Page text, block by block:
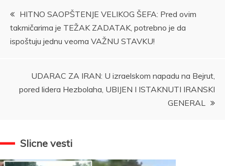
Kretanje
članka
HITNO SAOPŠTENJE VELIKOG ŠEFA: Pred ovim
takmičarima je TEŽAK ZADATAK, potrebno je da
ispoštuju jednu veoma VAŽNU STAVKU!
UDARAC ZA IRAN: U izraelskom napadu na Bejrut,
pored lidera Hezbolaha, UBIJEN I ISTAKNUTI IRANSKI
GENERAL
Slicne vesti